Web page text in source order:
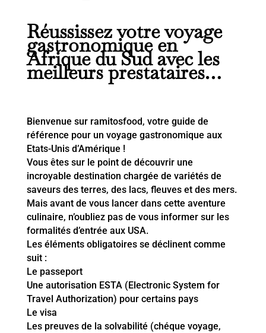
Réussissez votre voyage
gastronomique en
Afrique du Sud avec les
meilleurs prestataires…
Bienvenue sur ramitosfood, votre guide de
référence pour un voyage gastronomique aux
Etats-Unis d’Amérique !
Vous êtes sur le point de découvrir une
incroyable destination chargée de variétés de
saveurs des terres, des lacs, fleuves et des mers.
Mais avant de vous lancer dans cette aventure
culinaire, n’oubliez pas de vous informer sur les
formalités d’entrée aux USA.
Les éléments obligatoires se déclinent comme
suit :
Le passeport
Une autorisation ESTA (Electronic System for
Travel Authorization) pour certains pays
Le visa
Les preuves de la solvabilité (chéque voyage,